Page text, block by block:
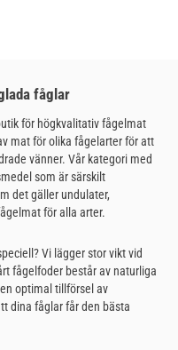
fåglar
för högkvalitativ fågelmat
mat för olika fågelarter för att
vänner. Vår kategori med
som är särskilt
det gäller undulater,
för alla arter.
Vi lägger stor vikt vid
fågelfoder består av naturliga
optimal tillförsel av
dina fåglar får den bästa